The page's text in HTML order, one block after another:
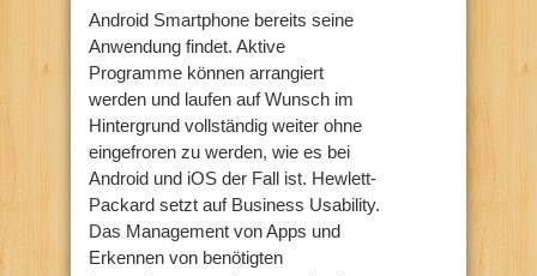
Android Smartphone bereits seine
Anwendung findet. Aktive
Programme können arrangiert
werden und laufen auf Wunsch im
Hintergrund vollständig weiter ohne
eingefroren zu werden, wie es bei
Android und iOS der Fall ist. Hewlett-
Packard setzt auf Business Usability.
Das Management von Apps und
Erkennen von benötigten